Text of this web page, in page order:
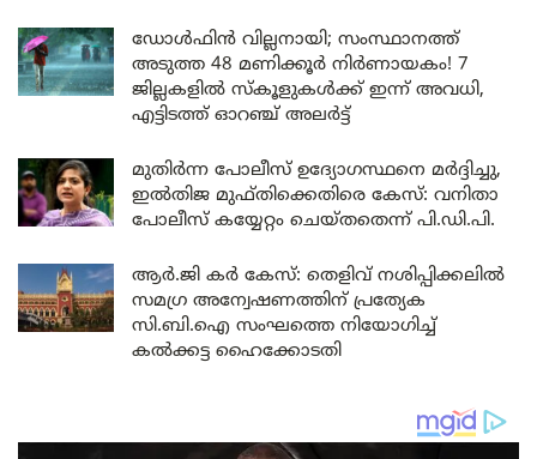
ഡോൾഫിൻ വില്ലനായി; സംസ്ഥാനത്ത്
അടുത്ത 48 മണിക്കൂർ നിർണായകം! 7
ജില്ലകളിൽ സ്കൂളുകൾക്ക് ഇന്ന് അവധി,
എട്ടിടത്ത് ഓറഞ്ച് അലർട്ട്
മുതിർന്ന പോലീസ് ഉദ്യോഗസ്ഥനെ മർദ്ദിച്ചു,
ഇൽതിജ മുഫ്തിക്കെതിരെ കേസ്: വനിതാ
പോലീസ് കയ്യേറ്റം ചെയ്തതെന്ന് പി.ഡി.പി.
ആർ.ജി കർ കേസ്: തെളിവ് നശിപ്പിക്കലിൽ
സമഗ്ര അന്വേഷണത്തിന് പ്രത്യേക
സി.ബി.ഐ സംഘത്തെ നിയോഗിച്ച്
കൽക്കട്ട ഹൈക്കോടതി